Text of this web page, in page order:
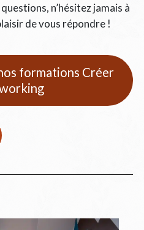
n’hésitez jamais à
de vous répondre !
formations Créer